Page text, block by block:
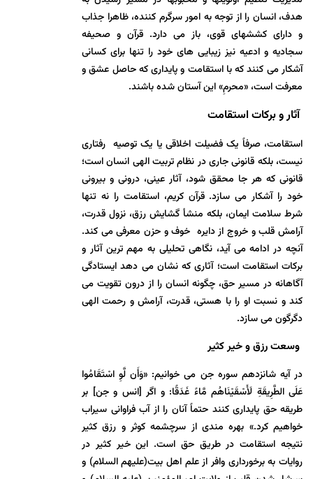
هدف، انسان را از توجه به امور سرگرم کننده، ظاهرا جذاب
و دارای کششهای قوی، باز می دارد. قرآن و صحیفه
سجادیه و ادعیه نیز زیبایی های خود را تنها برای کسانی
آشکار می کنند که با استقامت و پایداری که حاصل عشق و
معرفت است، «محرمِ» این آستان شده باشند.
آثار و برکات استقامت
استقامت، صرفاً یک فضیلت اخلاقی یا یک توصیه رفتاری
نیست، بلکه قانونی جاری در نظام تربیت الهی انسان است؛
قانونی که هر جا محقق شود، آثار عینی، درونی و بیرونی
خود را آشکار می سازد. قرآن کریم، استقامت را نه تنها
شرط سلامت ایمان، بلکه منشأ گشایش رزق، نزول قدرت،
آرامش قلب و خروج از دایره خوف و حزن معرفی می کند.
آنچه در ادامه می آید، نگاهی تحلیلی به مهم ترین آثار و
برکات استقامت است؛ آثاری که نشان می دهد ایستادگی
آگاهانه در مسیر حق، چگونه انسان را از درون تقویت می
کند و نسبت او را با هستی، قدرت، آرامش و رحمت الهی
دگرگون می سازد.
وسعت رزق و خیر کثیر
در آیه شانزدهم سوره جن می خوانیم: «وَأَن لَّوِ اسْتَقَامُوا
عَلَى الطَّرِيقَةِ لَأَسْقَيْنَاهُم مَّاءً غَدَقًا: و اگر [انس و جن‏] بر
طريقه حق پايدارى كنند حتماً آنان را از آب فراوانى سيراب
خواهيم كرد.» بهره مندی از سرچشمه کوثر و رزق کثیر
نتیجه استقامت در طریق حق است. این خیر کثیر در
روایات به برخورداری وافر از علم اهل بیت(علیهم السلام) و